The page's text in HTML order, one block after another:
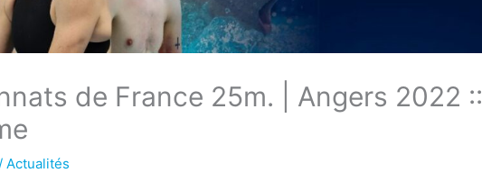
de France 25m. | Angers 2022 ::
/ Actualités